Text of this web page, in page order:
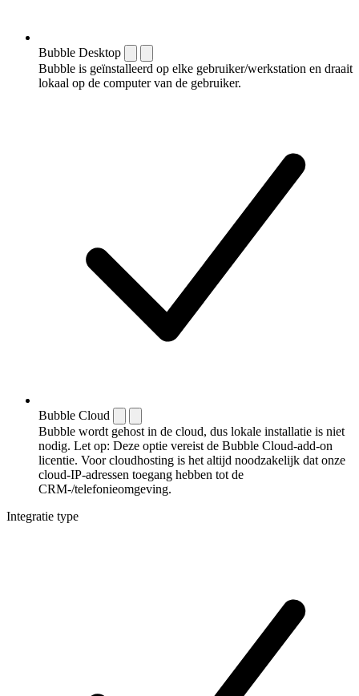
Bubble Desktop
Bubble is geïnstalleerd op elke gebruiker/werkstation en draait
lokaal op de computer van de gebruiker.
Bubble Cloud
Bubble wordt gehost in de cloud, dus lokale installatie is niet
nodig. Let op: Deze optie vereist de Bubble Cloud-add-on
licentie. Voor cloudhosting is het altijd noodzakelijk dat onze
cloud-IP-adressen toegang hebben tot de
CRM-/telefonieomgeving.
Integratie type